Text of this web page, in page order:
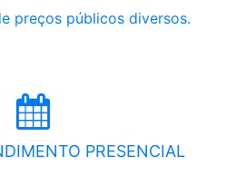
preços públicos diversos.
PRESENCIAL